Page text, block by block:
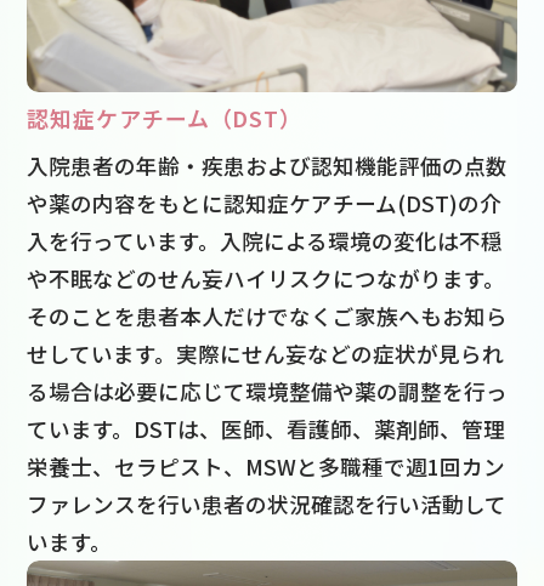
認知症ケアチーム（DST）
入院患者の年齢・疾患および認知機能評価の点数
や薬の内容をもとに認知症ケアチーム(DST)の介
入を行っています。入院による環境の変化は不穏
や不眠などのせん妄ハイリスクにつながります。
そのことを患者本人だけでなくご家族へもお知ら
せしています。実際にせん妄などの症状が見られ
る場合は必要に応じて環境整備や薬の調整を行っ
ています。DSTは、医師、看護師、薬剤師、管理
栄養士、セラピスト、MSWと多職種で週1回カン
ファレンスを行い患者の状況確認を行い活動して
います。